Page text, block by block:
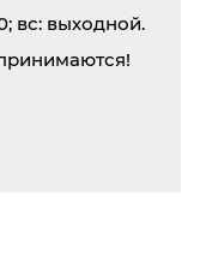
вс: выходной.